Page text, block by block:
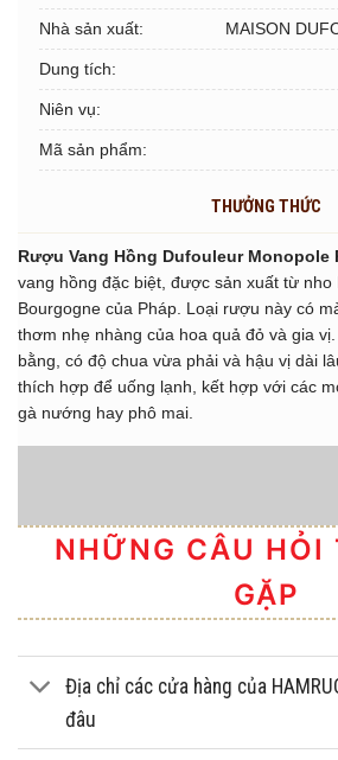
Nhà sản xuất: MAISON
Dung tích:
Niên vụ:
Mã sản phẩm:
THƯỞNG THỨC
Rượu Vang Hồng Dufouleur Monopole
vang hồng đặc biệt, được sản xuất từ nho
Bourgogne của Pháp. Loại rượu này có
thơm nhẹ nhàng của hoa quả đỏ và gia
bằng, có độ chua vừa phải và hậu vị dài
thích hợp để uống lạnh, kết hợp với các
gà nướng hay phô mai.
NHỮNG CÂU HỎI
GẶP
Địa chỉ các cửa hàng của
đâu